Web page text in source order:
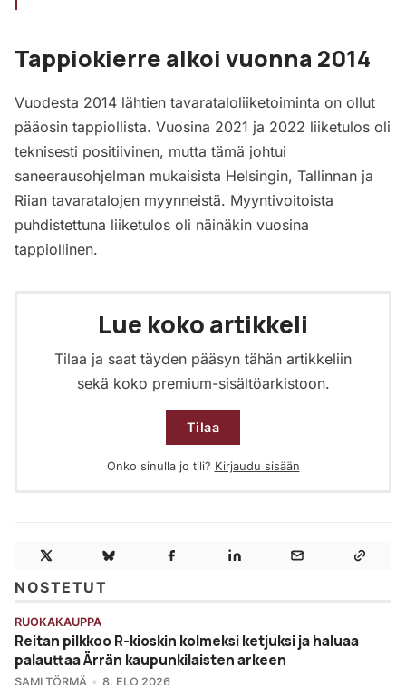
Tappiokierre alkoi vuonna 2014
Vuodesta 2014 lähtien tavarataloliiketoiminta on ollut
pääosin tappiollista. Vuosina 2021 ja 2022 liiketulos oli
teknisesti positiivinen, mutta tämä johtui
saneerausohjelman mukaisista Helsingin, Tallinnan ja
Riian tavaratalojen myynneistä. Myyntivoitoista
puhdistettuna liiketulos oli näinäkin vuosina
tappiollinen.
Lue koko artikkeli
Tilaa ja saat täyden pääsyn tähän artikkeliin
sekä koko premium-sisältöarkistoon.
Tilaa
Onko sinulla jo tili? Kirjaudu sisään
NOSTETUT
RUOKAKAUPPA
Reitan pilkkoo R-kioskin kolmeksi ketjuksi ja haluaa
palauttaa Ärrän kaupunkilaisten arkeen
SAMI TÖRMÄ 8. ELO 2026